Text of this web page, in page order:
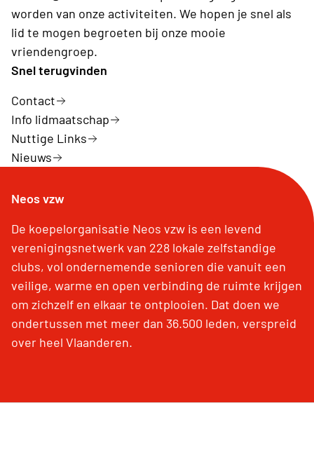
worden van onze activiteiten. We hopen je snel als
lid te mogen begroeten bij onze mooie
vriendengroep.
Snel terugvinden
Contact
Info lidmaatschap
Nuttige Links
Nieuws
Neos vzw
De koepelorganisatie Neos vzw is een levend
verenigingsnetwerk van 228 lokale zelfstandige
clubs, vol ondernemende senioren die vanuit een
veilige, warme en open verbinding de ruimte krijgen
om zichzelf en elkaar te ontplooien. Dat doen we
ondertussen met meer dan 36.500 leden, verspreid
over heel Vlaanderen.